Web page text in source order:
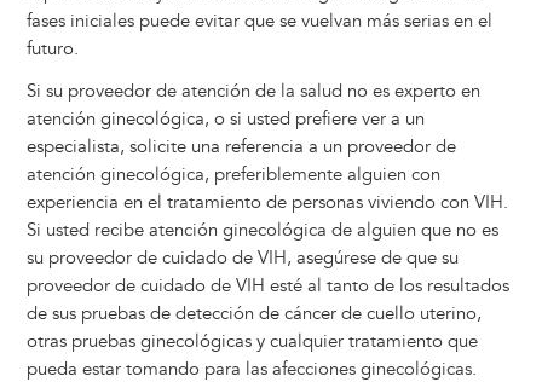
fases iniciales puede evitar que se vuelvan más serias en el
futuro.
Si su proveedor de atención de la salud no es experto en
atención ginecológica, o si usted prefiere ver a un
especialista, solicite una referencia a un proveedor de
atención ginecológica, preferiblemente alguien con
experiencia en el tratamiento de personas viviendo con VIH.
Si usted recibe atención ginecológica de alguien que no es
su proveedor de cuidado de VIH, asegúrese de que su
proveedor de cuidado de VIH esté al tanto de los resultados
de sus pruebas de detección de cáncer de cuello uterino,
otras pruebas ginecológicas y cualquier tratamiento que
pueda estar tomando para las afecciones ginecológicas.